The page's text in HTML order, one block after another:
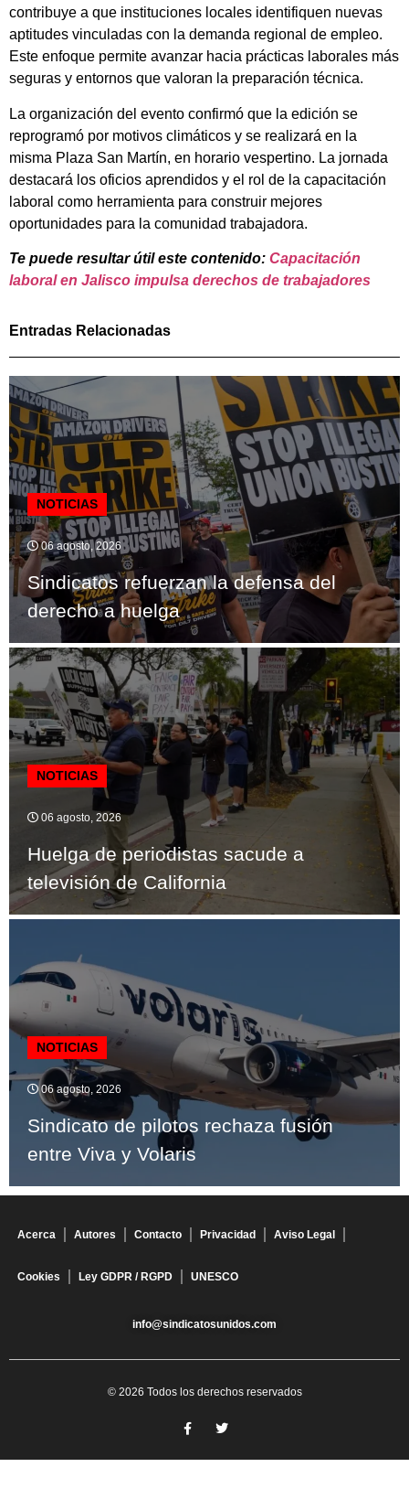
contribuye a que instituciones locales identifiquen nuevas
aptitudes vinculadas con la demanda regional de empleo.
Este enfoque permite avanzar hacia prácticas laborales más
seguras y entornos que valoran la preparación técnica.
La organización del evento confirmó que la edición se
reprogramó por motivos climáticos y se realizará en la
misma Plaza San Martín, en horario vespertino. La jornada
destacará los oficios aprendidos y el rol de la capacitación
laboral como herramienta para construir mejores
oportunidades para la comunidad trabajadora.
Te puede resultar útil este contenido: Capacitación
laboral en Jalisco impulsa derechos de trabajadores
Entradas Relacionadas
NOTICIAS
06 agosto, 2026
Sindicatos refuerzan la defensa del
derecho a huelga
NOTICIAS
06 agosto, 2026
Huelga de periodistas sacude a
televisión de California
NOTICIAS
06 agosto, 2026
Sindicato de pilotos rechaza fusión
entre Viva y Volaris
Acerca Autores Contacto Privacidad Aviso Legal
Cookies Ley GDPR / RGPD UNESCO
info@sindicatosunidos.com
© 2026 Todos los derechos reservados